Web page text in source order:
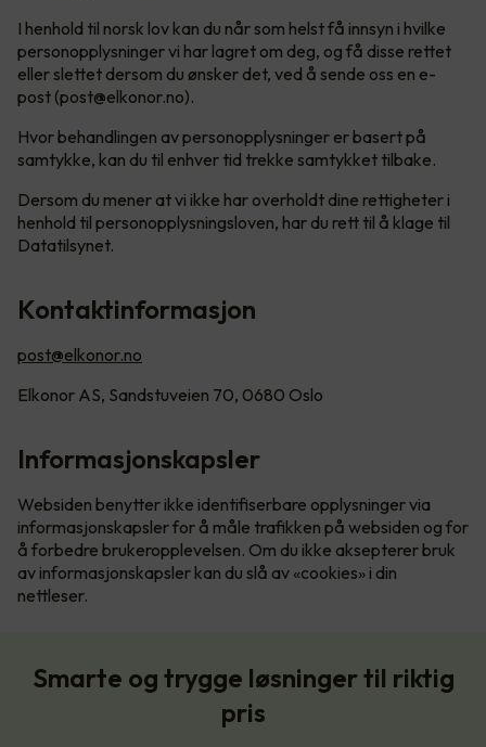
I henhold til norsk lov kan du når som helst få innsyn i hvilke
personopplysninger vi har lagret om deg, og få disse rettet
eller slettet dersom du ønsker det, ved å sende oss en e-
post (post@elkonor.no).
Hvor behandlingen av personopplysninger er basert på
samtykke, kan du til enhver tid trekke samtykket tilbake.
Dersom du mener at vi ikke har overholdt dine rettigheter i
henhold til personopplysningsloven, har du rett til å klage til
Datatilsynet.
Kontaktinformasjon
post@elkonor.no
Elkonor AS, Sandstuveien 70, 0680 Oslo
Informasjonskapsler
Websiden benytter ikke identifiserbare opplysninger via
informasjonskapsler for å måle trafikken på websiden og for
å forbedre brukeropplevelsen. Om du ikke aksepterer bruk
av informasjonskapsler kan du slå av «cookies» i din
nettleser.
Smarte og trygge løsninger til riktig
pris